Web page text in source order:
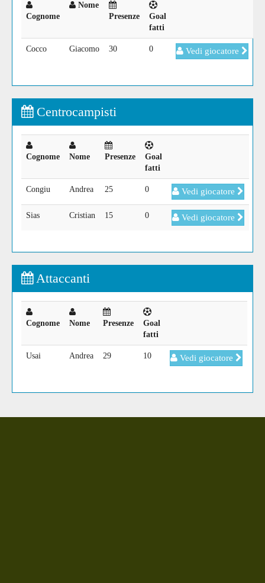
Cognome
Nome
Presenze
Goal
fatti
Cocco Giacomo 30 0 Vedi giocatore
Centrocampisti
Cognome Nome Presenze
Goal
fatti
Congiu Andrea 25 0 Vedi giocatore
Sias Cristian 15 0 Vedi giocatore
Attaccanti
Cognome Nome Presenze
Goal
fatti
Usai Andrea 29 10 Vedi giocatore